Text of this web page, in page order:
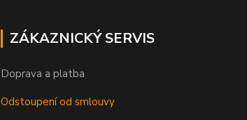
ZÁKAZNICKÝ SERVIS
Doprava a platba
Odstoupení od smlouvy